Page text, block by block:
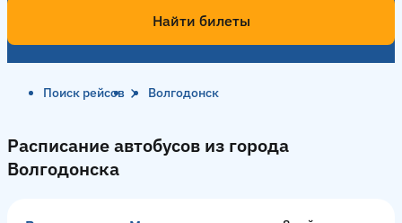
Найти билеты
Поиск рейсов Волгодонск
Расписание автобусов из города
Волгодонска